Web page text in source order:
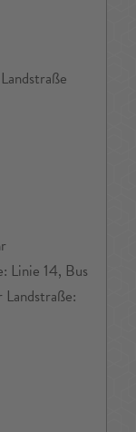
Linie 14, Bus